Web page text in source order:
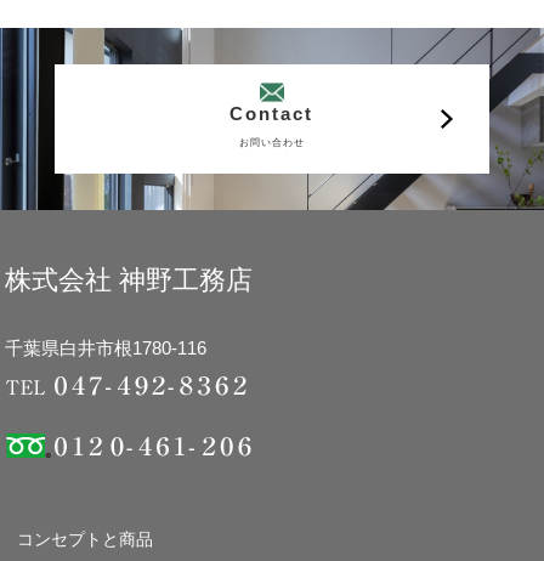
Contact
お問い合わせ
株式会社 神野工務店
千葉県白井市根1780-116
コンセプトと商品